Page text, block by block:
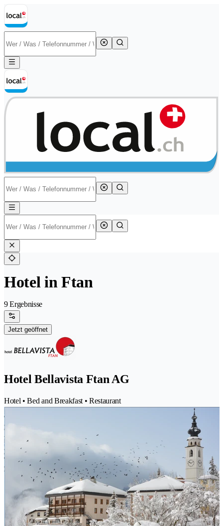
Hotel in Ftan
9 Ergebnisse
Jetzt geöffnet
Hotel Bellavista Ftan AG
Hotel • Bed and Breakfast • Restaurant